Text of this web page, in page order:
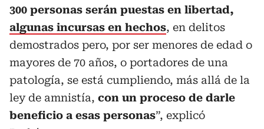
300 personas serán puestas en libertad,
algunas incursas en hechos, en delitos
demostrados pero, por ser menores de edad o
mayores de 70 años, o portadores de una
patología, se está cumpliendo, más allá de la
ley de amnistía, con un proceso de darle
beneficio a esas personas”, explicó